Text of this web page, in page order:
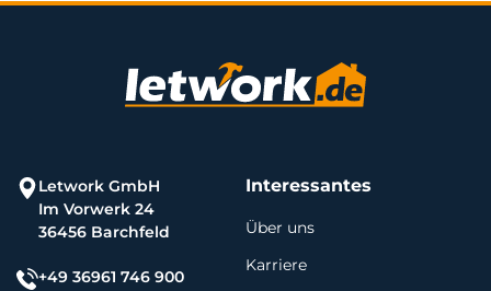
Letwork GmbH
Im Vorwerk 24
36456 Barchfeld
+49 36961 746 900
Interessantes
Über uns
Karriere